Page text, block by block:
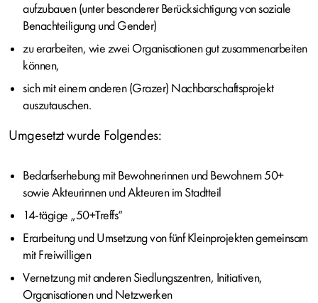
aufzubauen (unter besonderer Berücksichtigung von soziale
Benachteiligung und Gender)
zu erarbeiten, wie zwei Organisationen gut zusammenarbeiten
können,
sich mit einem anderen (Grazer) Nachbarschaftsprojekt
auszutauschen.
Umgesetzt wurde Folgendes:
Bedarfserhebung mit Bewohnerinnen und Bewohnern 50+
sowie Akteurinnen und Akteuren im Stadtteil
14-tägige „50+Treffs“
Erarbeitung und Umsetzung von fünf Kleinprojekten gemeinsam
mit Freiwilligen
Vernetzung mit anderen Siedlungszentren, Initiativen,
Organisationen und Netzwerken